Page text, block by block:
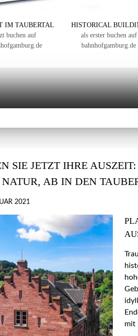
IM TAUBERTAL
buchen auf
HISTORICAL
als erster buchen auf
bahnhofgamburg.de
SIE JETZT IHRE
AB IN DEN
2021
mit